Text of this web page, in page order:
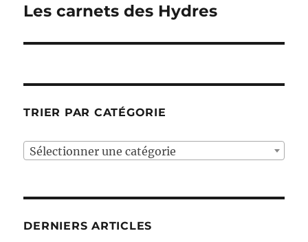
Publication
Les carnets des Hydres
TRIER PAR CATÉGORIE
Sélectionner une catégorie
DERNIERS ARTICLES